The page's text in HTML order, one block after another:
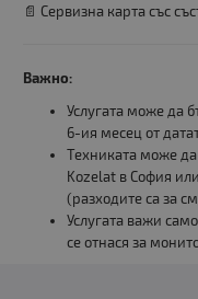
📄 Сервизна карта със
Важно:
Услугата може да
6-ия месец от
Техниката може да
Kozelat в София
(разходите са за
Услугата важи
се отнася за